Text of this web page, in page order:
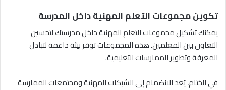
تكوين مجموعات التعلم المهنية داخل المدرسة
يمكنك تشكيل مجموعات التعلم المهنية داخل مدرستك لتحسين
التعاون بين المعلمين. هذه المجموعات توفر بيئة داعمة لتبادل
المعرفة وتطوير الممارسات التعليمية.
في الختام، يُعد الانضمام إلى الشبكات المهنية ومجتمعات الممارسة